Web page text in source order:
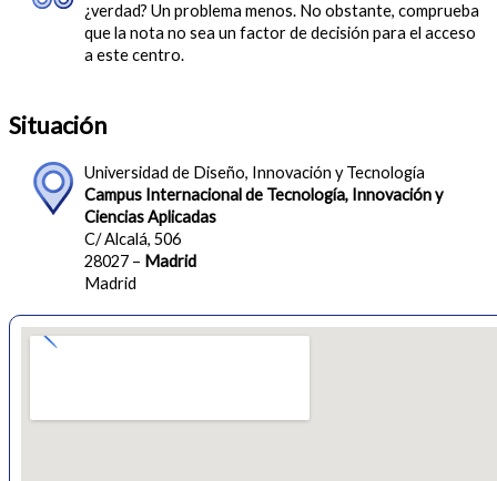
¿verdad? Un problema menos. No obstante, comprueba
que la nota no sea un factor de decisión para el acceso
a este centro.
Situación
Universidad de Diseño, Innovación y Tecnología
Campus Internacional de Tecnología, Innovación y
Ciencias Aplicadas
C/ Alcalá, 506
28027 – Madrid
Madrid